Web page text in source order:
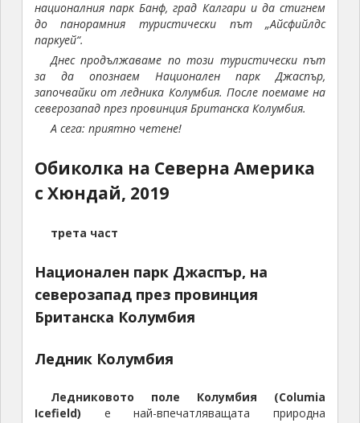
националния парк Банф, град Калгари и да стигнем
до панорамния туристически път „Айсфийлдс
паркуей“.
Днес продължаваме по този туристически път
за да опознаем Национален парк Джаспър,
започвайки от ледника Колумбия. После поемаме на
северозапад през провинция Британска Колумбия.
А сега: приятно четене!
Обиколка на Северна Америка
с Хюндай, 2019
трета част
Национален парк Джаспър, на
северозапад през провинция
Британска Колумбия
Ледник Колумбия
Ледниковото поле Колумбия (Columia
Icefield) е най-впечатляващата природна